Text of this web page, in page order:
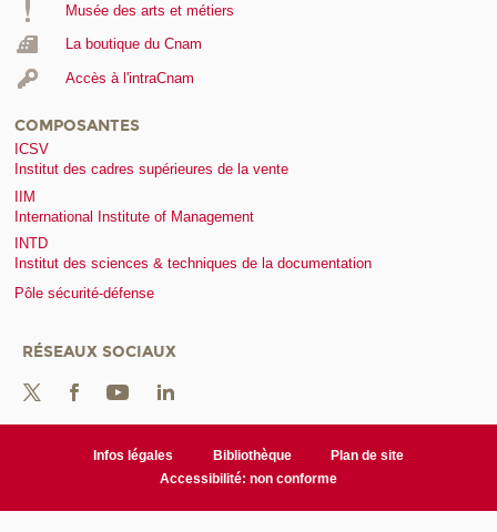
Musée des arts et métiers
La boutique du Cnam
Accès à l'intraCnam
COMPOSANTES
ICSV
Institut des cadres supérieures de la vente
IIM
International Institute of Management
INTD
Institut des sciences & techniques de la documentation
Pôle sécurité-défense
RÉSEAUX SOCIAUX
Infos légales Bibliothèque
Plan de site
Accessibilité: non conforme